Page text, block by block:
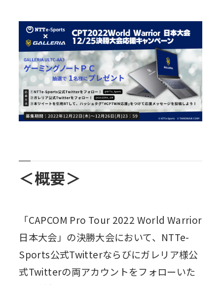
＜概要＞
「CAPCOM Pro Tour 2022 World Warrior
日本大会」の決勝大会において、NTTe-
Sports公式Twitterならびにガレリア様公
式Twitterの両アカウントをフォローいた